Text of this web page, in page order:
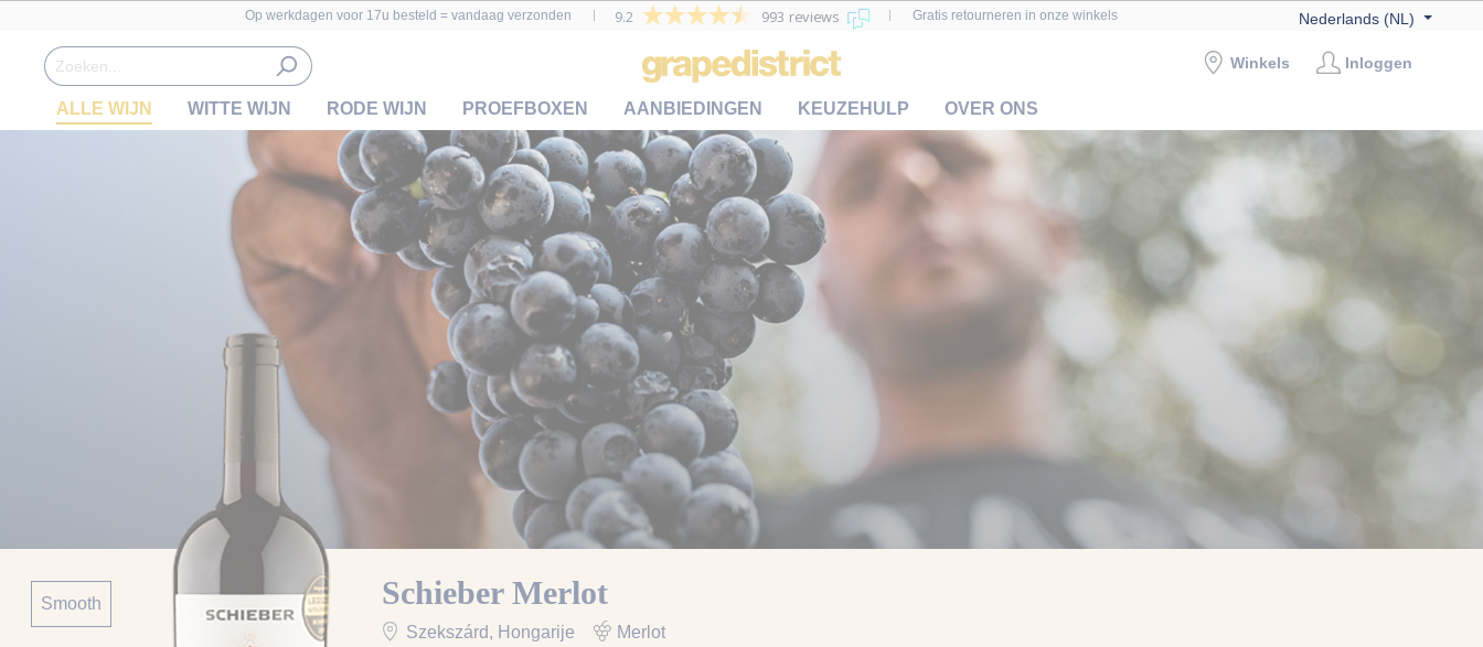
Nederlands (NL)
Op werkdagen voor 17u besteld = vandaag verzonden 9.2 993 reviews Gratis retourneren in onze winkels
ALLE WIJN WITTE WIJN RODE WIJN PROEFBOXEN AANBIEDINGEN KEUZEHULP OVER ONS
Winkels Inloggen
Smooth Schieber Merlot
Szekszárd, Hongarije Merlot